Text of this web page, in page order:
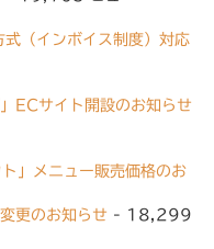
式（インボイス制度）対応
ECサイト開設のお知らせ
」メニュー販売価格のお
更のお知らせ - 18,299